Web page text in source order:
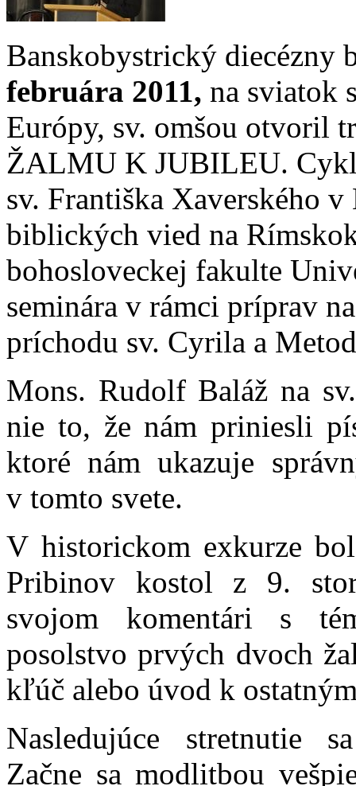
Banskobystrický diecézny
februára 2011, na sviatok
Európy, sv. omšou otvoril
ŽALMU K JUBILEU.
sv. Františka Xaverského
biblických vied na
bohosloveckej fakulte
seminára v rámci príprav
príchodu sv. Cyrila a
Mons. Rudolf Baláž na
nie to, že nám priniesli
ktoré nám ukazuje
v tomto svete.
V historickom exkurze
Pribinov kostol z 9.
svojom komentári s
posolstvo prvých dvoch
kľúč alebo úvod k
Nasledujúce stretnutie
Začne sa modlitbou